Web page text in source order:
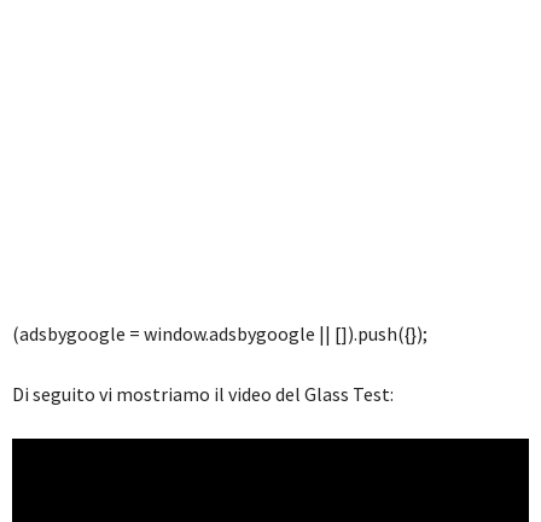
(adsbygoogle = window.adsbygoogle || []).push({});
Di seguito vi mostriamo il video del Glass Test: